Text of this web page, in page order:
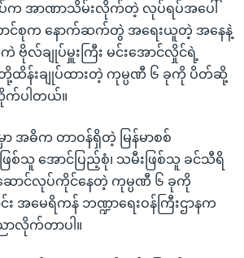
တပ်က အာဏာသိမ်းလိုက်တဲ့ လုပ်ရပ်အပေါ်
ာင်စုက နောက်ဆက်တွဲ အရေးယူတဲ့ အနေနဲ့
ဗိုလ်ချုပ်မှူးကြီး မင်းအောင်လှိုင်ရဲ့
တို့ထိန်းချုပ်ထားတဲ့ ကုမ္ပဏီ ၆ ခုကို ပိတ်ဆို့
ပါတယ်။
အဓိက တာဝန်ရှိတဲ့ မြန်မာစစ်
ဖြစ်သူ အောင်ပြည့်စုံ၊ သမီးဖြစ်သူ ခင်သီရိ
ောင်လုပ်ကိုင်နေတဲ့ ကုမ္ပဏီ ၆ ခုကို
အမေရိကန် ဘဏ္ဍာရေးဝန်ကြီးဌာနက
ာလိုက်တာပါ။